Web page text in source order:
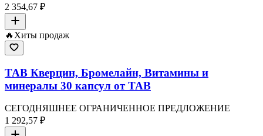
2 354,67 ₽
🔥 Хиты продаж
TAB Кверцин, Бромелайн, Витамины и
минералы 30 капсул от TAB
СЕГОДНЯШНЕЕ ОГРАНИЧЕННОЕ ПРЕДЛОЖЕНИЕ
1 292,57 ₽